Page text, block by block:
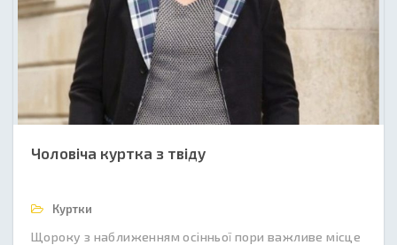
Чоловіча куртка з твіду
Куртки
Щороку з наближенням осінньої пори важливе місце